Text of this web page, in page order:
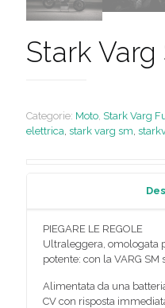
Stark
Categorie: Moto Stark Varg
elettrica stark varg sm
PIEGARE LE REGOLE
Ultraleggera, omologata
potente: con la VARG
Alimentata da una
CV con risposta